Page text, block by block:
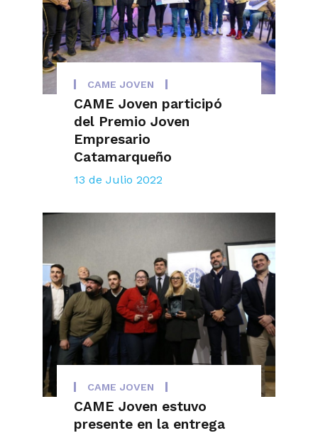
CAME JOVEN
CAME Joven participó
del Premio Joven
Empresario
Catamarqueño
13 de Julio 2022
CAME JOVEN
CAME Joven estuvo
presente en la entrega